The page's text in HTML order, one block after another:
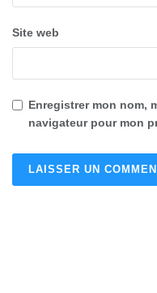
Site web
Enregistrer mon nom,
navigateur pour mon